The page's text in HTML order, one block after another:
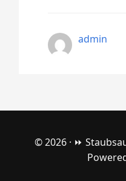
admin
© 2026 · ⏩